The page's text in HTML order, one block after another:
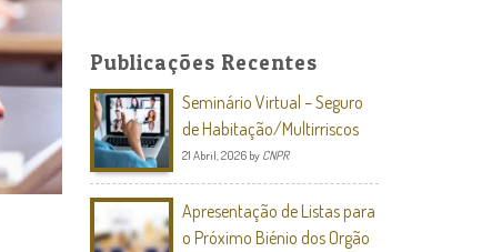
Publicações Recentes
Seminário Virtual – Seguro
de Habitação/Multirriscos
21 Abril, 2026 by CNPR
Apresentação de Listas para
o Próximo Biénio dos Orgão